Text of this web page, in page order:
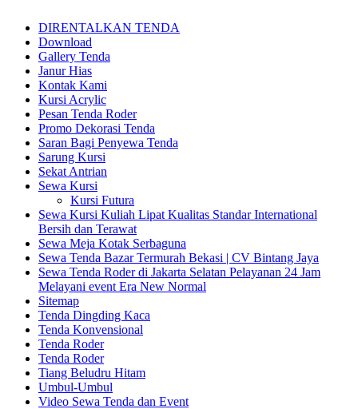
DIRENTALKAN TENDA
Download
Gallery Tenda
Janur Hias
Kontak Kami
Kursi Acrylic
Pesan Tenda Roder
Promo Dekorasi Tenda
Saran Bagi Penyewa Tenda
Sarung Kursi
Sekat Antrian
Sewa Kursi
Kursi Futura
Sewa Kursi Kuliah Lipat Kualitas Standar International
Bersih dan Terawat
Sewa Meja Kotak Serbaguna
Sewa Tenda Bazar Termurah Bekasi | CV Bintang Jaya
Sewa Tenda Roder di Jakarta Selatan Pelayanan 24 Jam
Melayani event Era New Normal
Sitemap
Tenda Dingding Kaca
Tenda Konvensional
Tenda Roder
Tenda Roder
Tiang Beludru Hitam
Umbul-Umbul
Video Sewa Tenda dan Event